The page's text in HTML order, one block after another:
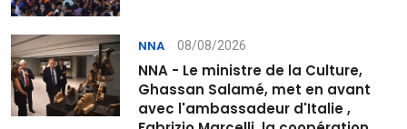
NNA 08/08/2026
NNA - Le ministre de la Culture,
Ghassan Salamé, met en avant
avec l'ambassadeur d'Italie ,